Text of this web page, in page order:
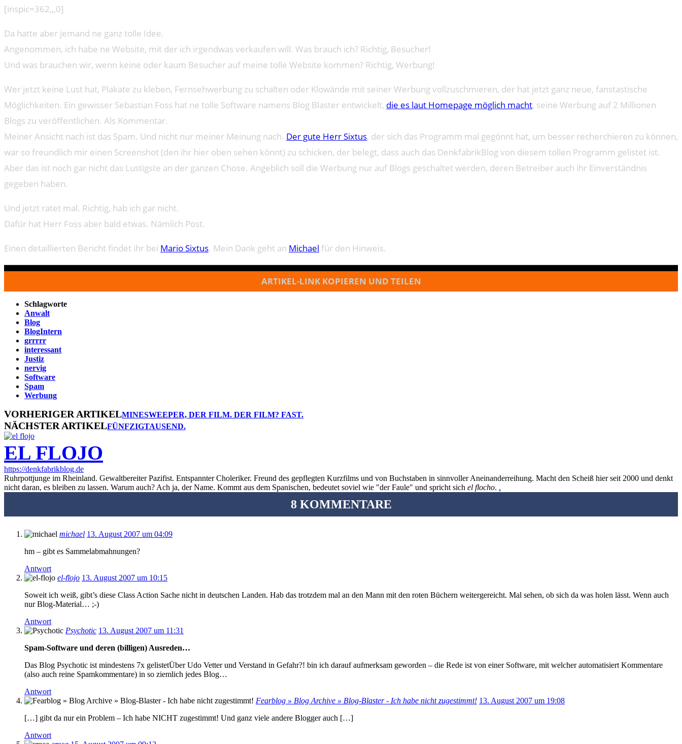
[inspic=362,,,0]
Da hatte aber jemand ne ganz tolle Idee.
Angenommen, ich habe ne Website, mit der ich irgendwas verkaufen will. Was brauch ich? Richtig, Besucher!
Und was brauchen wir, wenn keine oder kaum Besucher auf meine tolle Website kommen? Richtig, Werbung!
Wer jetzt keine Lust hat, Plakate zu kleben, Fernsehwerbung zu schalten oder Klowände mit seiner Werbung vollzuschmieren, der hat jetzt ganz neue, fanstastische
Möglichkeiten. Ein gewisser Sebastian Foss hat ne tolle Software namens Blog Blaster entwickelt, die es laut Homepage möglich macht, seine Werbung auf 2 Millionen
Blogs zu veröffentlichen. Als Kommentar.
Meiner Ansicht nach ist das Spam. Und nicht nur meiner Meinung nach. Der gute Herr Sixtus, der sich das Programm mal gegönnt hat, um besser recherchieren zu können,
war so freundlich mir einen Screenshot (den ihr hier oben sehen könnt) zu schicken, der belegt, dass auch das DenkfabrikBlog von diesem tollen Programm gelistet ist.
Aber das ist noch gar nicht das Lustigste an der ganzen Chose. Angeblich soll die Werbung nur auf Blogs geschaltet werden, deren Betreiber auch ihr Einverständnis
gegeben haben.
Und jetzt ratet mal. Richtig, hab ich gar nicht.
Dafür hat Herr Foss aber bald etwas. Nämlich Post.
Einen detaillierten Bericht findet ihr bei Mario Sixtus. Mein Dank geht an Michael für den Hinweis.
ARTIKEL-LINK KOPIEREN UND TEILEN
Schlagworte
Anwalt
Blog
BlogIntern
grrrrr
interessant
Justiz
nervig
Software
Spam
Werbung
VORHERIGER ARTIKELMINESWEEPER, DER FILM. DER FILM? FAST.
NÄCHSTER ARTIKELFÜNFZIGTAUSEND.
EL FLOJO
https://denkfabrikblog.de
Ruhrpottjunge im Rheinland. Gewaltbereiter Pazifist. Entspannter Choleriker. Freund des gepflegten Kurzfilms und von Buchstaben in sinnvoller Aneinanderreihung. Macht den Scheiß hier seit 2000 und denkt
nicht daran, es bleiben zu lassen. Warum auch? Ach ja, der Name. Kommt aus dem Spanischen, bedeutet soviel wie "der Faule" und spricht sich el flocho. .
8 KOMMENTARE
michael 13. August 2007 um 04:09
hm – gibt es Sammelabmahnungen?
Antwort
el-flojo 13. August 2007 um 10:15
Soweit ich weiß, gibt’s diese Class Action Sache nicht in deutschen Landen. Hab das trotzdem mal an den Mann mit den roten Büchern weitergereicht. Mal sehen, ob sich da was holen lässt. Wenn auch
nur Blog-Material… ;-)
Antwort
Psychotic 13. August 2007 um 11:31
Spam-Software und deren (billigen) Ausreden…
Das Blog Psychotic ist mindestens 7x gelistetÜber Udo Vetter und Verstand in Gefahr?! bin ich darauf aufmerksam geworden – die Rede ist von einer Software, mit welcher automatisiert Kommentare
(also auch reine Spamkommentare) in so ziemlich jedes Blog…
Antwort
Fearblog » Blog Archive » Blog-Blaster - Ich habe nicht zugestimmt! 13. August 2007 um 19:08
[…] gibt da nur ein Problem – Ich habe NICHT zugestimmt! Und ganz viele andere Blogger auch […]
Antwort